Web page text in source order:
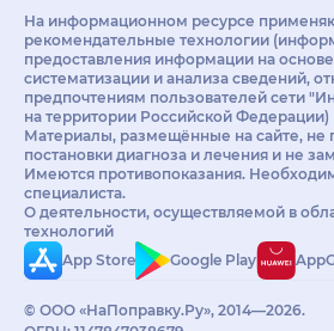
На информационном ресурсе
рекомендательные технологии
предоставления информации на
систематизации и анализа сведений,
предпочтениям пользователей сети
на территории Российской Федерации)
Материалы, размещённые на сайте, не
постановки диагноза и лечения и не
Имеются противопоказания.
специалиста.
О деятельности, осуществляемой в
технологий
App Store
Google Play
© ООО «НаПоправку.Ру», 2014—2026.